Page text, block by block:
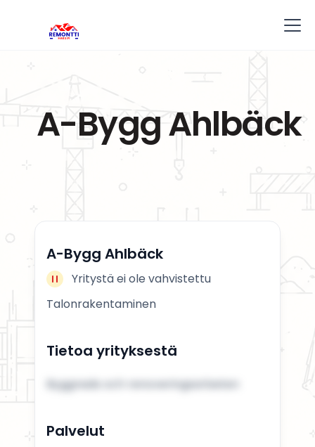
A-Bygg Ahlbäck
A-Bygg Ahlbäck
Yritystä ei ole vahvistettu
Talonrakentaminen
Tietoa yrityksestä
Byggnads och renoveringsarbeten
Palvelut